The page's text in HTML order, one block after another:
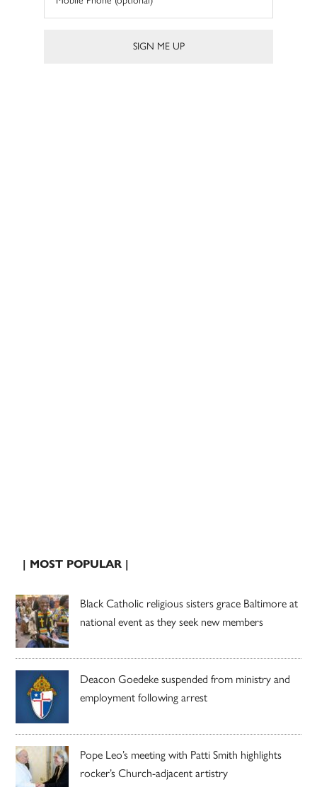
| MOST POPULAR |
Black Catholic religious sisters grace Baltimore at
national event as they seek new members
Deacon Goedeke suspended from ministry and
employment following arrest
Pope Leo’s meeting with Patti Smith highlights
rocker’s Church-adjacent artistry